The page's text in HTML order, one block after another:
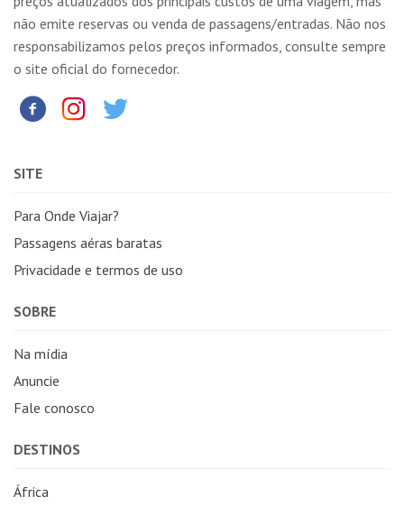
não emite reservas ou venda de passagens/entradas. Não nos
responsabilizamos pelos preços informados, consulte sempre
o site oficial do fornecedor.
SITE
Para Onde Viajar?
Passagens aéras baratas
Privacidade e termos de uso
SOBRE
Na mídia
Anuncie
Fale conosco
DESTINOS
África